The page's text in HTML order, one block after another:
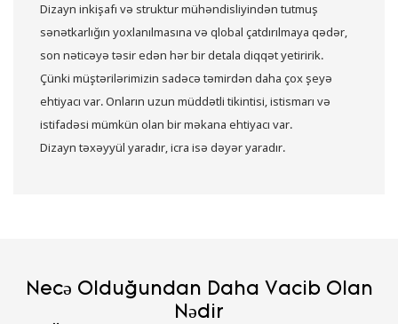
Dizayn inkişafı və struktur mühəndisliyindən tutmuş
sənətkarlığın yoxlanılmasına və qlobal çatdırılmaya qədər,
son nəticəyə təsir edən hər bir detala diqqət yetiririk.
Çünki müştərilərimizin sadəcə təmirdən daha çox şeyə
ehtiyacı var. Onların uzun müddətli tikintisi, istismarı və
istifadəsi mümkün olan bir məkana ehtiyacı var.
Dizayn təxəyyül yaradır,icra isə dəyər yaradır.
Necə Olduğundan Daha Vacib Olan
Nədir